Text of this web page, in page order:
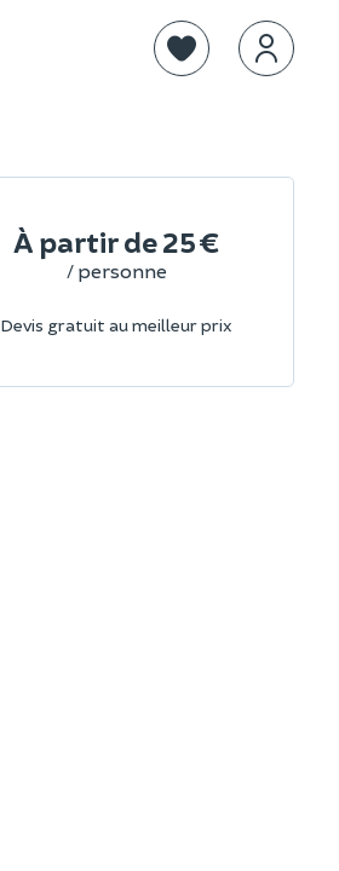
À partir de25 €
/ personne
Devis gratuit au meilleur prix